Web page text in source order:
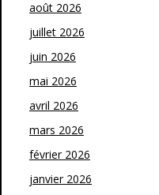
août 2026
juillet 2026
juin 2026
mai 2026
avril 2026
mars 2026
février 2026
janvier 2026